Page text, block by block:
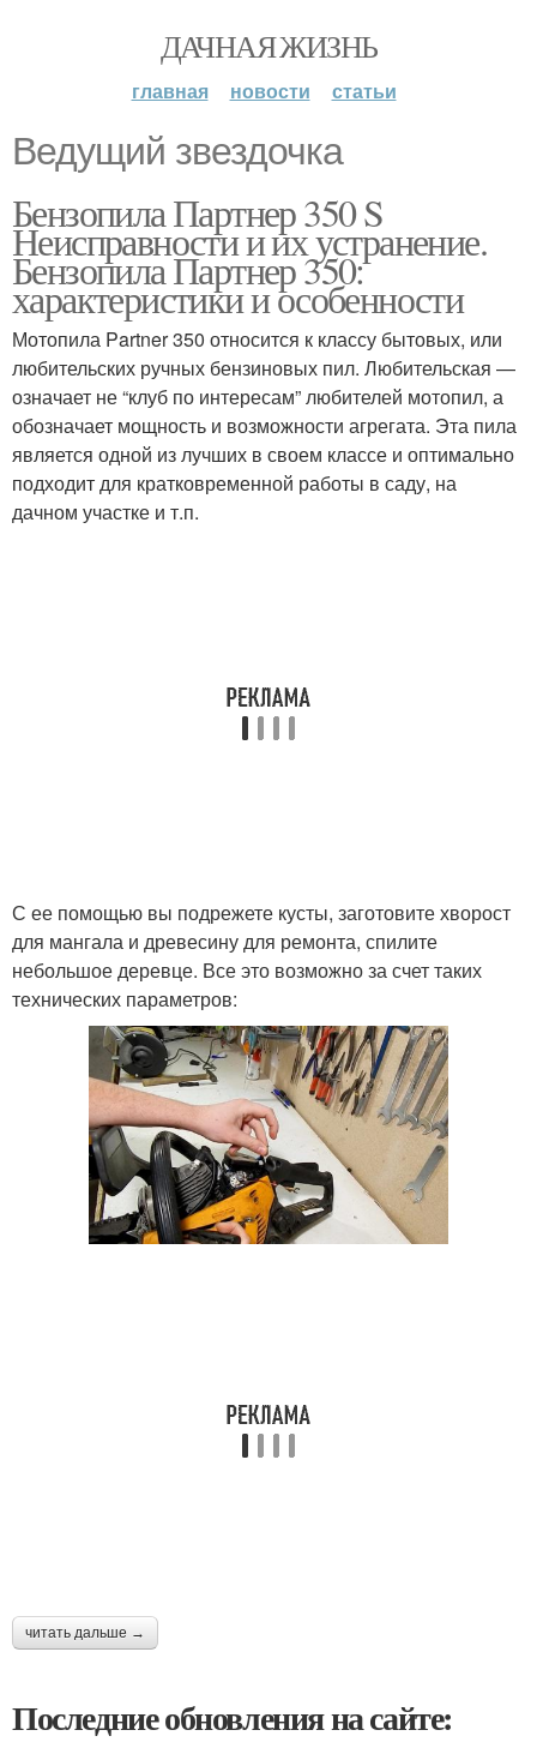
ДАЧНАЯ ЖИЗНЬ
главная новости статьи
Ведущий звездочка
Бензопила Партнер 350 S
Неисправности и их устранение.
Бензопила Партнер 350:
характеристики и особенности
Мотопила Partner 350 относится к классу бытовых, или
любительских ручных бензиновых пил. Любительская —
означает не “клуб по интересам” любителей мотопил, а
обозначает мощность и возможности агрегата. Эта пила
является одной из лучших в своем классе и оптимально
подходит для кратковременной работы в саду, на
дачном участке и т.п.
С ее помощью вы подрежете кусты, заготовите хворост
для мангала и древесину для ремонта, спилите
небольшое деревце. Все это возможно за счет таких
технических параметров:
читать дальше →
Последние обновления на сайте: